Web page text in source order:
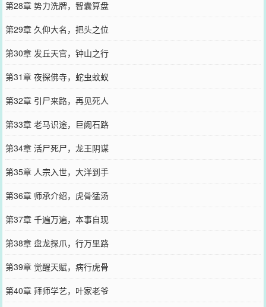
第28章 势力洗牌，智囊算盘
第29章 久仰大名，把头之位
第30章 发丘天官，钟山之行
第31章 夜探佛寺，蛇虫蚊蚁
第32章 引尸来路，再见死人
第33章 老马识途，巨阙石路
第34章 活尸死尸，龙王阴谋
第35章 人宗入世，大洋到手
第36章 师承介绍，虎骨猛汤
第37章 千遍万遍，本事自现
第38章 盘龙探爪，行万里路
第39章 觉醒天赋，病行虎骨
第40章 拜师学艺，叶家老爷